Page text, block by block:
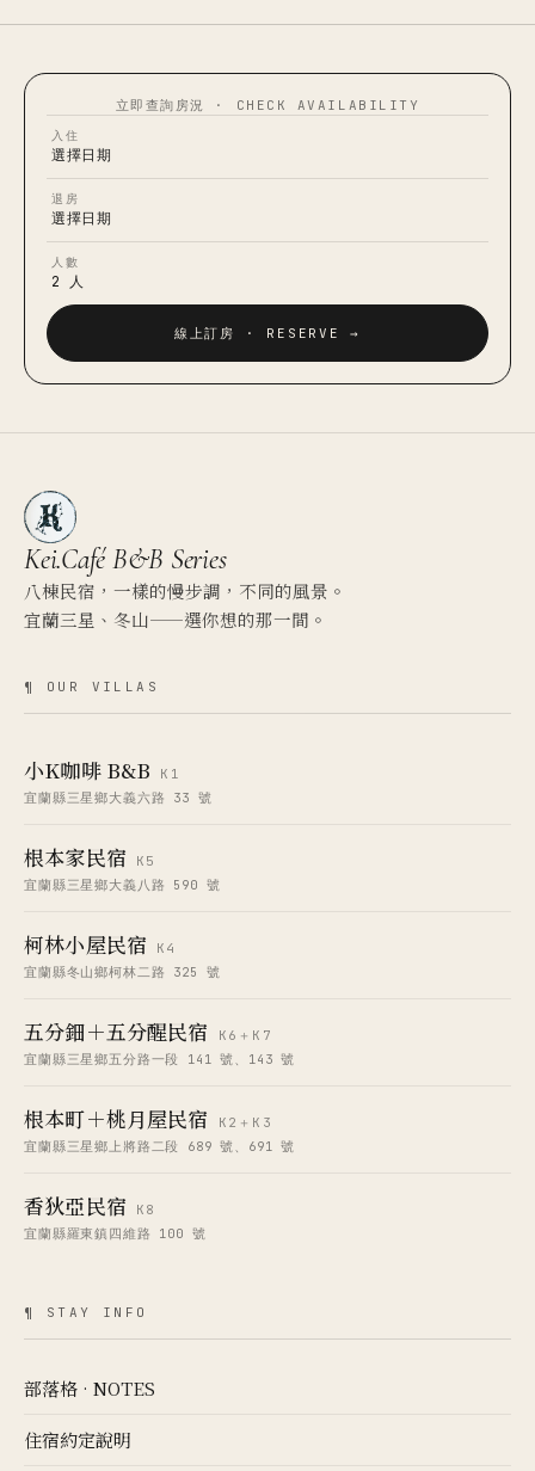
立即查詢房況 · CHECK AVAILABILITY
入住
選擇日期
退房
選擇日期
人數
2 人
線上訂房 · RESERVE →
Kei.CaféB&B Series
八棟民宿，一樣的慢步調，不同的風景。
宜蘭三星、冬山——選你想的那一間。
¶ OUR VILLAS
小K咖啡 B&B
K1
宜蘭縣三星鄉大義六路 33 號
根本家民宿
K5
宜蘭縣三星鄉大義八路 590 號
柯林小屋民宿
K4
宜蘭縣冬山鄉柯林二路 325 號
五分鈿＋五分醒民宿
K6＋K7
宜蘭縣三星鄉五分路一段 141 號、143 號
根本町＋桃月屋民宿
K2＋K3
宜蘭縣三星鄉上將路二段 689 號、691 號
香狄亞民宿
K8
宜蘭縣羅東鎮四維路 100 號
¶ STAY INFO
部落格 · NOTES
住宿約定說明